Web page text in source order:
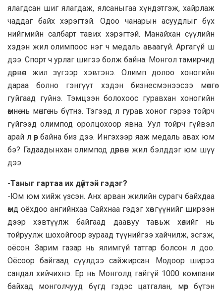
ялагдсан шиг ялагдаж, ялсаныгаа хүндэтгэж, хайрлаж
чаддаг байх хэрэгтэй. Одоо чанарын асуудлыг бүх
нийгмийн салбарт тавих хэрэгтэй. Манайхан сүүлийн
хэдэн жил олимпоос нэг ч медаль аваагүй. Аргагүй ш
дээ. Спорт ч урлаг шигээ болж байна. Монгол тамирчид
дөрвөн жил зүгээр хэвтэнэ. Олимп долоо хоногийн
дараа болно гэнгүүт хэдэн бизнесмэнээсээ мөнгө
гуйгаад гүйнэ. Тэмцээн болохоос гуравхан хоногийн
өмнө нь мөнгө нь бүтнэ. Тэгээд л гурав хоног гэрээ тойрч
гүйгээд олимпод оролцохоор явна. Уул тойрч гүйвэл
арай л өөр байна биз дээ. Ингэхээр яаж медаль авах юм
бэ? Гадаадынхан олимпод дөрвөн жил бэлддэг юм шүү
дээ.
-Таныг гартаа их дүйтэй гэдэг?
-Юм юм хийж үзсэн. Анх арван жилийн сурагч байхдаа
өмд оёхдоо ангийнхаа Сайхнаа гэдэг хөвгүүнийг ширээн
дээр хэвтүүлж байгаад даавуу тавьж хөлийг нь
тойруулж шохойгоор зураад түүнийгээ хайчилж, эсгэж,
оёсон. Зарим газар нь ялимгүй татгар болсон л доо.
Оёсоор байгаад сүүлдээ сайжирсан. Модоор ширээ
сандал хийчихнэ. Ер нь Монголд гайгүй 1000 компани
байхад монголчууд бүгд гэдэс цатгалан, мөр бүтэн